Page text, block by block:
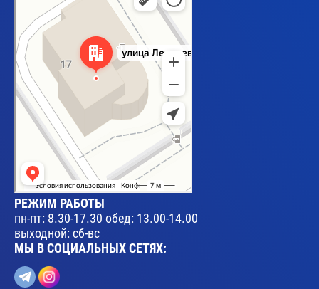
РЕЖИМ РАБОТЫ
пн-пт: 8.30-17.30 обед: 13.00-14.00
выходной: сб-вс
МЫ В СОЦИАЛЬНЫХ СЕТЯХ: